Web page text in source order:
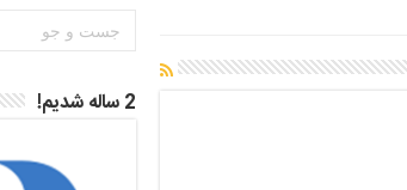
2 ساله شدیم!